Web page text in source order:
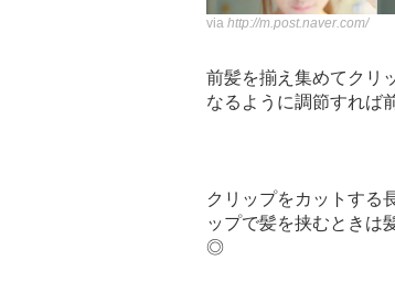
via http://m.post.naver.com/
前髪を揃え集めてクリ
なるように調節すれば
クリップをカットする
ップで髪を挟むときは
◎